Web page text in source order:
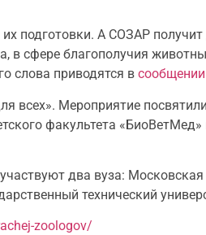
подготовки. А СОЗАР получит
в сфере благополучия
слова приводятся в сообщении
всех». Мероприятие
факультета
два вуза: Московская
технический
zoologov/